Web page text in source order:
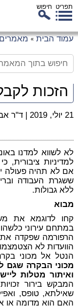
תפריט חיפוש
עמוד הבית »
הזכות
21 יולי, 2019 | ד"ר
לא לשווא למדנו
למדיניות ציבורית,
אם לא תהיה פעולה
ששגרת העבודה
ללא גבולות.
מבוא
קחו לדוגמא את
במתחם עירוני
הרפורמה שפקדה את
הוועדות לא
הנטל אל מכוני
מכוני הבקרה שגם
ואיתור מטלות
המבקש בירור
שאילתא, טופס,
האם הוא מדומה או